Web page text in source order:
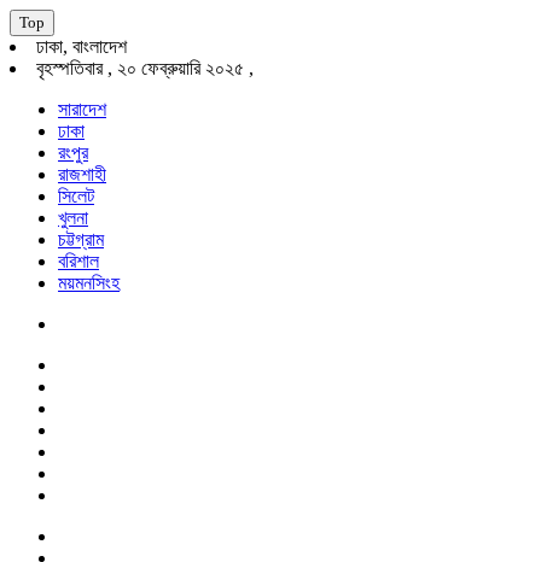
Top
ঢাকা, বাংলাদেশ
বৃহস্পতিবার , ২০ ফেব্রুয়ারি ২০২৫ ,
সারাদেশ
ঢাকা
রংপুর
রাজশাহী
সিলেট
খুলনা
চট্টগ্রাম
বরিশাল
ময়মনসিংহ